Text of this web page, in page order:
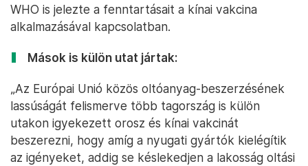
WHO is jelezte a fenntartásait a kínai vakcina
alkalmazásával kapcsolatban.
Mások is külön utat jártak:
„Az Európai Unió közös oltóanyag-beszerzésének
lassúságát felismerve több tagország is külön
utakon igyekezett orosz és kínai vakcinát
beszerezni, hogy amíg a nyugati gyártók kielégítik
az igényeket, addig se késlekedjen a lakosság oltási